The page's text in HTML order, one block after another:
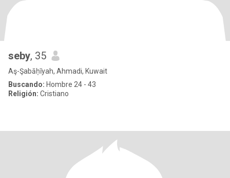
seby, 35
Aş-Şabāḥīyah, Ahmadi, Kuwait
Buscando: Hombre 24 - 43
Religión: Cristiano